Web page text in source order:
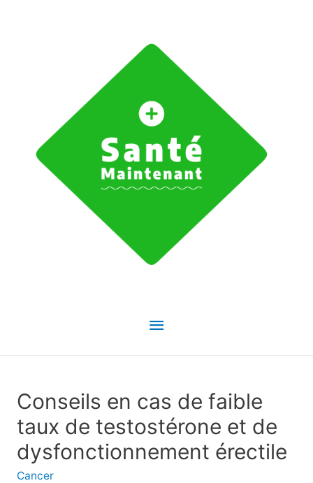
Menu
Conseils en cas de faible
taux de testostérone et de
dysfonctionnement érectile
Cancer